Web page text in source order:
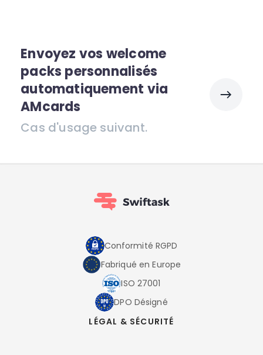
Envoyez vos welcome
packs personnalisés
automatiquement via
AMcards
Cas d'usage suivant.
Conformité RGPD
Fabriqué en Europe
ISO 27001
DPO Désigné
LÉGAL & SÉCURITÉ